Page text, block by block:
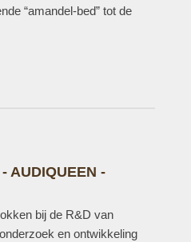
“amandel-bed” tot de
AUDIQUEEN -
bij de R&D van
en ontwikkeling